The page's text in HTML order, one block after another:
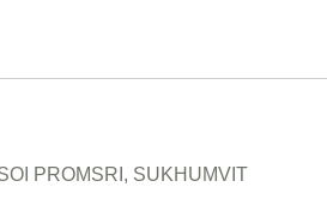
PROMSRI, SUKHUMVIT